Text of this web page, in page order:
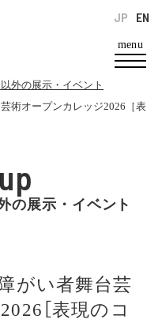
menu
EN
JP
外の展示・イベント
術オープンカレッジ2026［表
の展示・イベント
がい者舞台芸
［表現のコ